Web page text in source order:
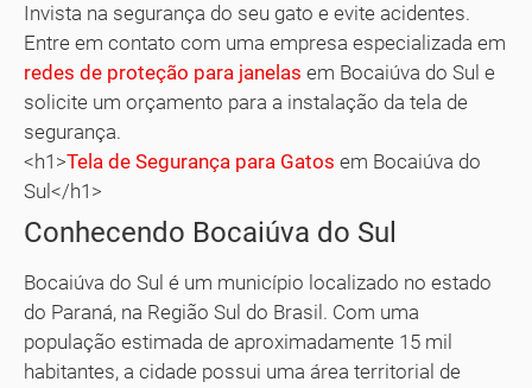
Invista na segurança do seu gato e evite acidentes.
Entre em contato com uma empresa especializada em
redes de proteção para janelas em Bocaiúva do Sul e
solicite um orçamento para a instalação da tela de
segurança.
<h1>Tela de Segurança para Gatos em Bocaiúva do
Sul</h1>
Conhecendo Bocaiúva do Sul
Bocaiúva do Sul é um município localizado no estado
do Paraná, na Região Sul do Brasil. Com uma
população estimada de aproximadamente 15 mil
habitantes, a cidade possui uma área territorial de